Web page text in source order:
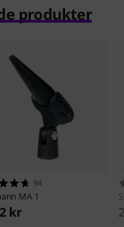
produkter
94
MA 1
kr